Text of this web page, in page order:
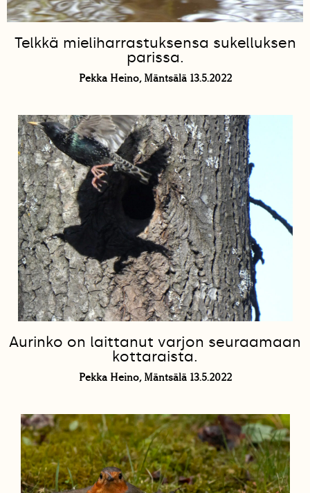
Telkkä mieliharrastuksensa sukelluksen
parissa.
Pekka Heino, Mäntsälä 13.5.2022
Aurinko on laittanut varjon seuraamaan
kottaraista.
Pekka Heino, Mäntsälä 13.5.2022